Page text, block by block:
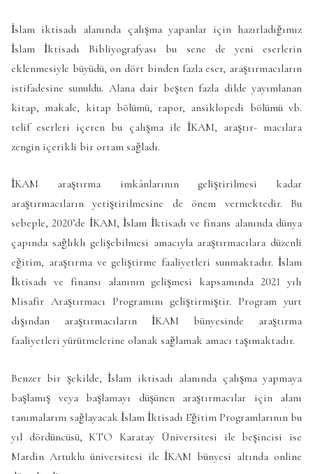
İslam iktisadı alanında çalışma yapanlar için hazırladığımız
İslam İktisadı Bibliyografyası bu sene de yeni eserlerin
eklenmesiyle büyüdü, on dört binden fazla eser, araştırmacıların
istifadesine sunuldu. Alana dair beşten fazla dilde yayımlanan
kitap, makale, kitap bölümü, rapor, ansiklopedi bölümü vb.
telif eserleri içeren bu çalışma ile İKAM, araştır- macılara
zengin içerikli bir ortam sağladı.
İKAM araştırma imkânlarının geliştirilmesi kadar
araştırmacıların yetiştirilmesine de önem vermektedir. Bu
sebeple, 2020’de İKAM, İslam İktisadı ve finans alanında dünya
çapında sağlıklı gelişebilmesi amacıyla araştırmacılara düzenli
eğitim, araştırma ve geliştirme faaliyetleri sunmaktadır. İslam
İktisadı ve finansı alanının gelişmesi kapsamında 2021 yılı
Misafir Araştırmacı Programını geliştirmiştir. Program yurt
dışından araştırmacıların İKAM bünyesinde araştırma
faaliyetleri yürütmelerine olanak sağlamak amacı taşımaktadır.
Benzer bir şekilde, İslam iktisadı alanında çalışma yapmaya
başlamış veya başlamayı düşünen araştırmacılar için alanı
tanımalarını sağlayacak İslam İktisadı Eğitim Programlarının bu
yıl dördüncüsü, KTO Karatay Üniversitesi ile beşincisi ise
Mardin Artuklu üniversitesi ile İKAM bünyesi altında online